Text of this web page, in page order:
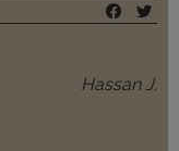
Hassan J.